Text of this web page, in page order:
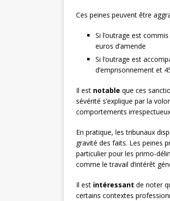
Ces peines peuvent être
Si l’outrage est
euros d’amende
Si l’outrage est
d’emprisonnement et
Il est notable que ces
sévérité s’explique par la
comportements
En pratique, les tribunaux
gravité des faits. Les peines
particulier pour les primo-
comme le travail d’intérêt
Il est intéressant de noter
certains contextes